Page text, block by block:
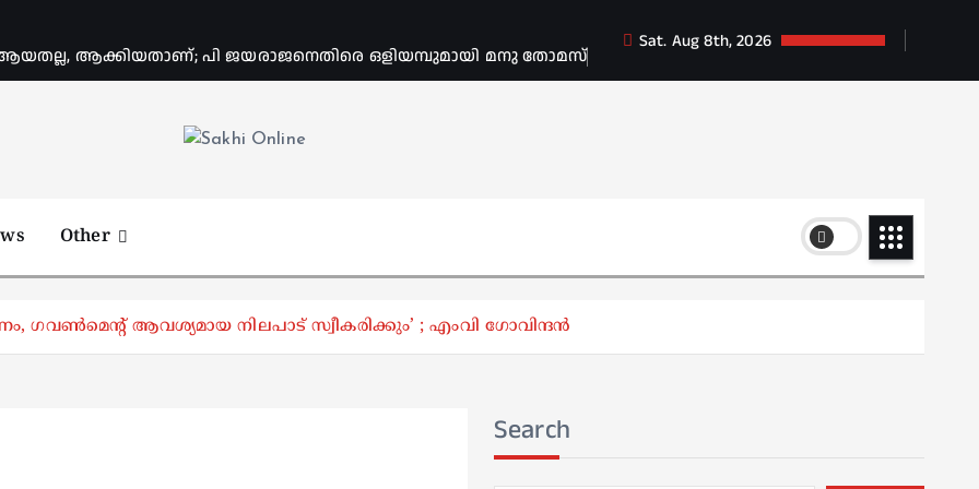
ആക്കിയതാണ്; പി ജയരാജനെതിരെ ഒളിയമ്പുമായി മനു തോമസ്
Sat. Aug 8th, 2026
Other
ഗവണ്‍മെന്റ് ആവശ്യമായ നിലപാട് സ്വീകരിക്കും’ ; എംവി ഗോവിന്ദന്‍
Search